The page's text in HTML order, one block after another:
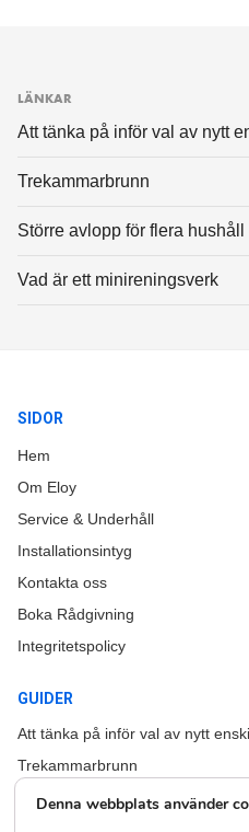
LÄNKAR
Att tänka på inför val av nytt
Trekammarbrunn
Större avlopp för flera
Vad är ett minireningsverk
SIDOR
Hem
Om Eloy
Service & Underhåll
Installationsintyg
Kontakta oss
Boka Rådgivning
Integritetspolicy
GUIDER
Att tänka på inför val av nytt
Trekammarbrunn
Större avlopp för flera hushåll
Denna webbplats använder